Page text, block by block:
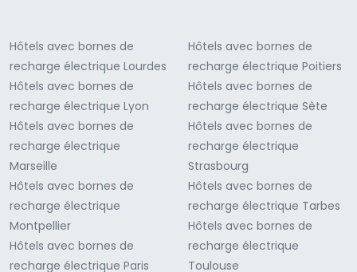
Hôtels avec bornes de
recharge électrique Lourdes
Hôtels avec bornes de
recharge électrique Lyon
Hôtels avec bornes de
recharge électrique
Marseille
Hôtels avec bornes de
recharge électrique
Montpellier
Hôtels avec bornes de
recharge électrique Paris
Hôtels avec bornes de
recharge électrique Poitiers
Hôtels avec bornes de
recharge électrique Sète
Hôtels avec bornes de
recharge électrique
Strasbourg
Hôtels avec bornes de
recharge électrique Tarbes
Hôtels avec bornes de
recharge électrique
Toulouse